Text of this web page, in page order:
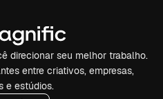
direcionar seu melhor trabalho.
entre criativos, empresas,
e estúdios.